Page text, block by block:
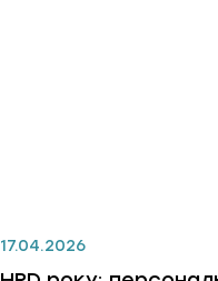
17.04.2026